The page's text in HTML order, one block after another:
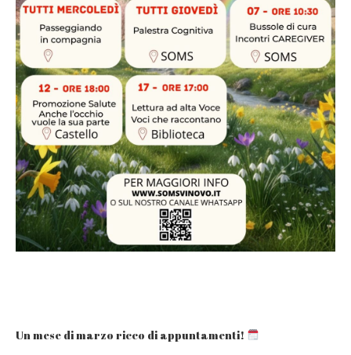
Un mese di marzo ricco di appuntamenti!